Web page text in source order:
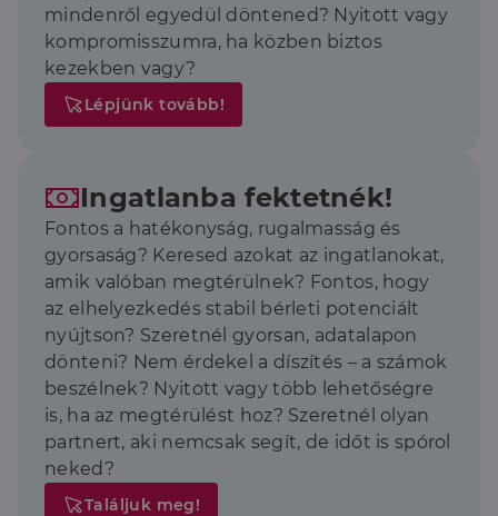
mindenről egyedül döntened? Nyitott vagy
kompromisszumra, ha közben biztos
kezekben vagy?
Lépjünk tovább!
Ingatlanba fektetnék!
Fontos a hatékonyság, rugalmasság és
gyorsaság? Keresed azokat az ingatlanokat,
amik valóban megtérülnek? Fontos, hogy
az elhelyezkedés stabil bérleti potenciált
nyújtson? Szeretnél gyorsan, adatalapon
dönteni? Nem érdekel a díszítés – a számok
beszélnek? Nyitott vagy több lehetőségre
is, ha az megtérülést hoz? Szeretnél olyan
partnert, aki nemcsak segít, de időt is spórol
neked?
Találjuk meg!